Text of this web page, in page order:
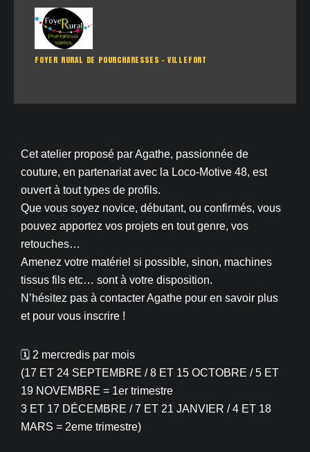
FOYER RURAL DE POURCHARESSES - VILLEFORT
Cet atelier proposé par Agathe, passionnée de
couture, en partenariat avec la Loco-Motive 48, est
ouvert à tout types de profils.
Que vous soyez novice, débutant, ou confirmés, vous
pouvez apportez vos projets en tout genre, vos
retouches…
Amenez votre matériel si possible, sinon, machines
tissus fils etc… sont à votre disposition.
N’hésitez pas à contacter Agathe pour en savoir plus
et pour vous inscrire !
🗓 2 mercredis par mois
(17 ET 24 SEPTEMBRE / 8 ET 15 OCTOBRE / 5 ET
19 NOVEMBRE = 1er trimestre
3 ET 17 DÉCEMBRE / 7 ET 21 JANVIER / 4 ET 18
MARS = 2eme trimestre)